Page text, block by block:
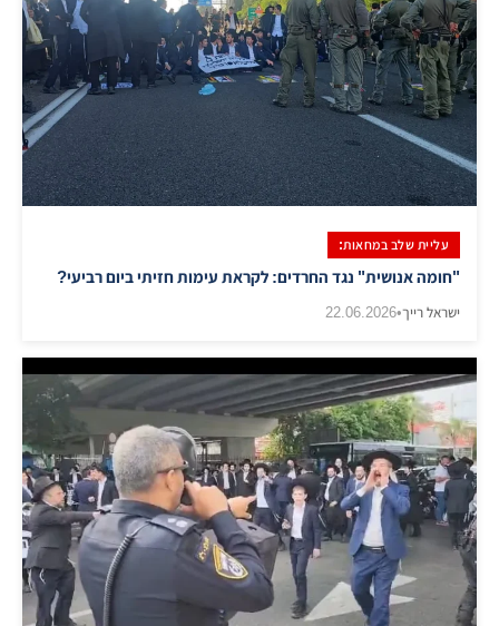
עליית שלב במחאות:
"חומה אנושית" נגד החרדים: לקראת עימות חזיתי ביום רביעי?
ישראל רייך•
22.06.2026